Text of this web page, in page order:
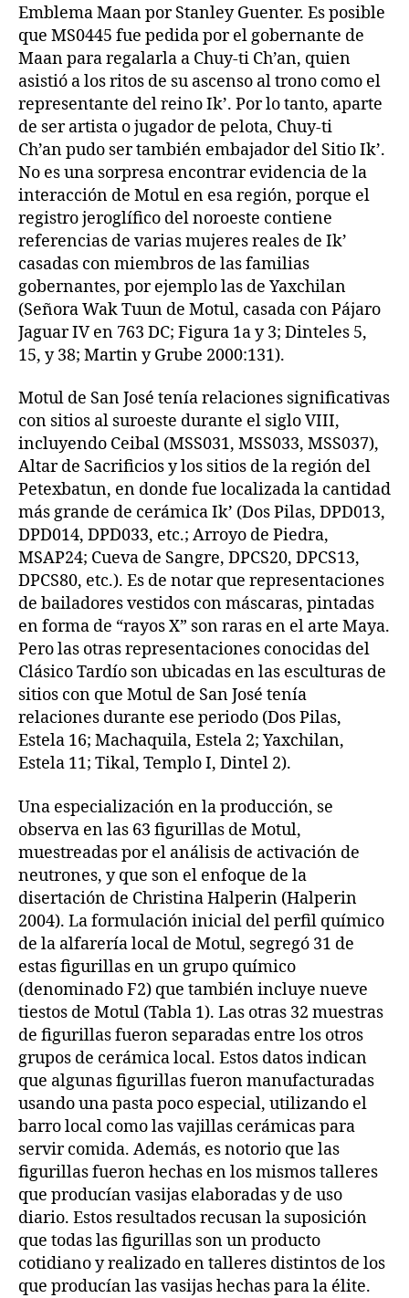
Emblema Maan por Stanley Guenter. Es posible
que MS0445 fue pedida por el gobernante de
Maan para regalarla a Chuy-ti Ch’an, quien
asistió a los ritos de su ascenso al trono como el
representante del reino Ik’. Por lo tanto, aparte
de ser artista o jugador de pelota, Chuy-ti
Ch’an pudo ser también embajador del Sitio Ik’.
No es una sorpresa encontrar evidencia de la
interacción de Motul en esa región, porque el
registro jeroglífico del noroeste contiene
referencias de varias mujeres reales de Ik’
casadas con miembros de las familias
gobernantes, por ejemplo las de Yaxchilan
(Señora Wak Tuun de Motul, casada con Pájaro
Jaguar IV en 763 DC; Figura 1a y 3; Dinteles 5,
15, y 38; Martin y Grube 2000:131).
Motul de San José tenía relaciones significativas
con sitios al suroeste durante el siglo VIII,
incluyendo Ceibal (MSS031, MSS033, MSS037),
Altar de Sacrificios y los sitios de la región del
Petexbatun, en donde fue localizada la cantidad
más grande de cerámica Ik’ (Dos Pilas, DPD013,
DPD014, DPD033, etc.; Arroyo de Piedra,
MSAP24; Cueva de Sangre, DPCS20, DPCS13,
DPCS80, etc.). Es de notar que representaciones
de bailadores vestidos con máscaras, pintadas
en forma de “rayos X” son raras en el arte Maya.
Pero las otras representaciones conocidas del
Clásico Tardío son ubicadas en las esculturas de
sitios con que Motul de San José tenía
relaciones durante ese periodo (Dos Pilas,
Estela 16; Machaquila, Estela 2; Yaxchilan,
Estela 11; Tikal, Templo I, Dintel 2).
Una especialización en la producción, se
observa en las 63 figurillas de Motul,
muestreadas por el análisis de activación de
neutrones, y que son el enfoque de la
disertación de Christina Halperin (Halperin
2004). La formulación inicial del perfil químico
de la alfarería local de Motul, segregó 31 de
estas figurillas en un grupo químico
(denominado F2) que también incluye nueve
tiestos de Motul (Tabla 1). Las otras 32 muestras
de figurillas fueron separadas entre los otros
grupos de cerámica local. Estos datos indican
que algunas figurillas fueron manufacturadas
usando una pasta poco especial, utilizando el
barro local como las vajillas cerámicas para
servir comida. Además, es notorio que las
figurillas fueron hechas en los mismos talleres
que producían vasijas elaboradas y de uso
diario. Estos resultados recusan la suposición
que todas las figurillas son un producto
cotidiano y realizado en talleres distintos de los
que producían las vasijas hechas para la élite.